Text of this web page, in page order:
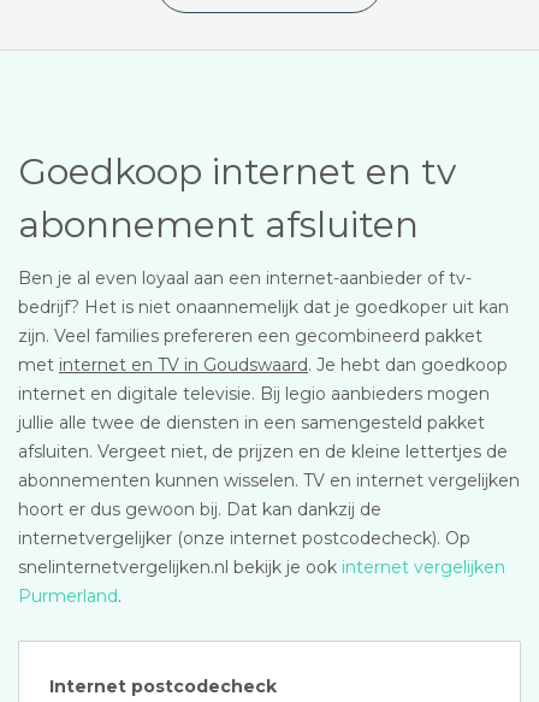
Goedkoop internet en tv
abonnement afsluiten
Ben je al even loyaal aan een internet-aanbieder of tv-
bedrijf? Het is niet onaannemelijk dat je goedkoper uit kan
zijn. Veel families prefereren een gecombineerd pakket
met internet en TV in Goudswaard. Je hebt dan goedkoop
internet en digitale televisie. Bij legio aanbieders mogen
jullie alle twee de diensten in een samengesteld pakket
afsluiten. Vergeet niet, de prijzen en de kleine lettertjes de
abonnementen kunnen wisselen. TV en internet vergelijken
hoort er dus gewoon bij. Dat kan dankzij de
internetvergelijker (onze internet postcodecheck). Op
snelinternetvergelijken.nl bekijk je ook internet vergelijken
Purmerland.
Internet postcodecheck